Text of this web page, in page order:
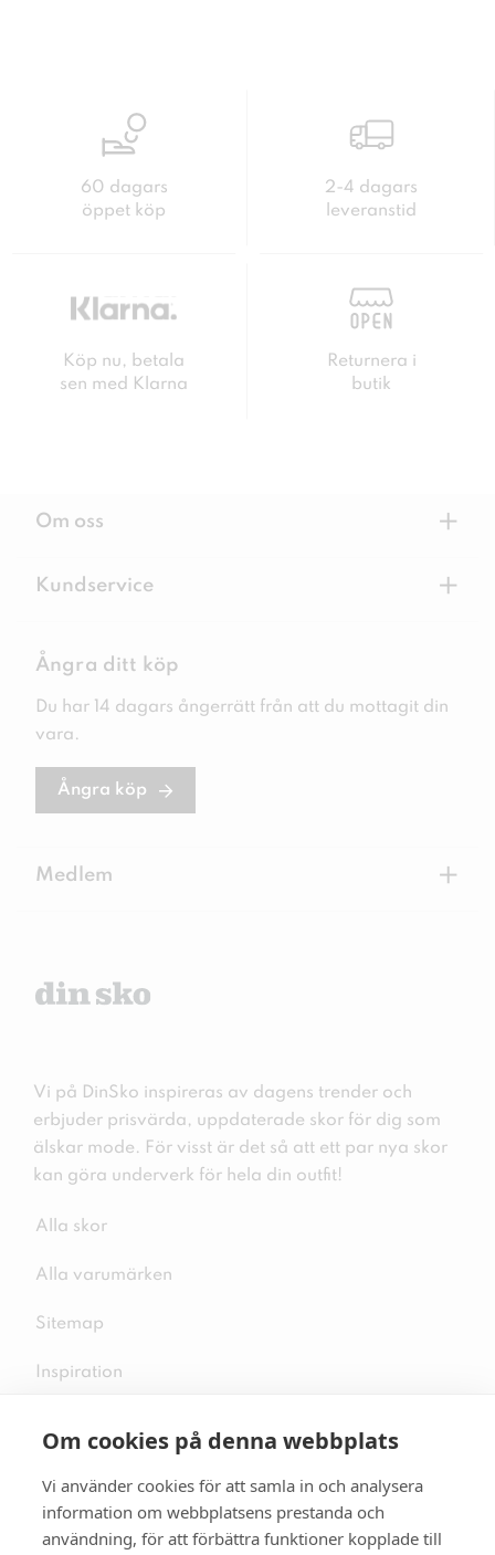
Om cookies på denna webbplats
Vi använder cookies för att samla in och analysera
information om webbplatsens prestanda och
användning, för att förbättra funktioner kopplade till
60 dagars
öppet köp
2-4 dagars
leveranstid
Köp nu, betala
sen med Klarna
Returnera i
butik
Om oss +
Kundservice +
Ångra ditt köp
Du har 14 dagars ångerrätt från att du mottagit din
vara.
Ångra köp
Medlem +
Vi på DinSko inspireras av dagens trender och
erbjuder prisvärda, uppdaterade skor för dig som
älskar mode. För visst är det så att ett par nya skor
kan göra underverk för hela din outfit!
Alla skor
Alla varumärken
Sitemap
Inspiration
Följ oss på sociala medier